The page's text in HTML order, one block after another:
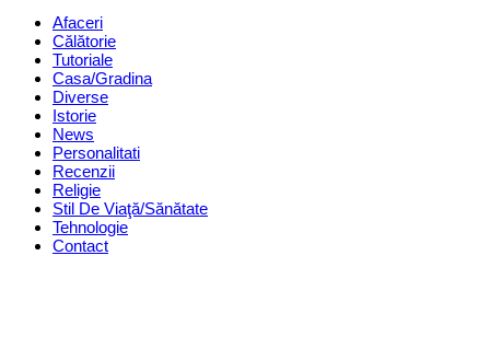
Afaceri
Călătorie
Tutoriale
Casa/Gradina
Diverse
Istorie
News
Personalitati
Recenzii
Religie
Stil De Viaţă/Sănătate
Tehnologie
Contact